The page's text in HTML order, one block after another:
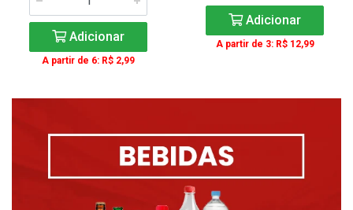
Adicionar
A partir de 6: R$ 2,99
Adicionar
A partir de 3: R$ 12,99